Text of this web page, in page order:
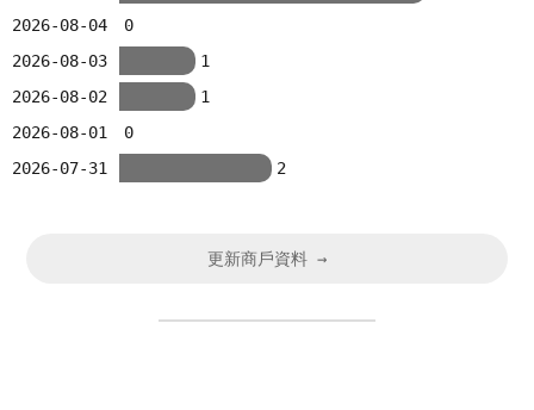
2026-08-04
0
2026-08-03
1
2026-08-02
1
2026-08-01
0
2026-07-31
2
更新商戶資料 →